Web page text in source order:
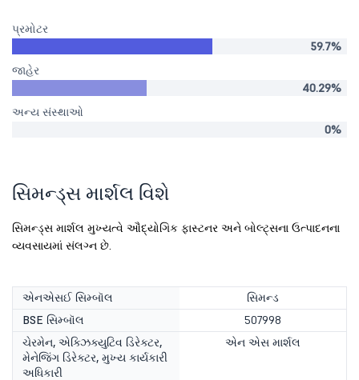
પ્રમોટર
59.7%
જાહેર
40.29%
અન્ય સંસ્થાઓ
0%
સિમન્ડ્સ માર્શલ વિશે
સિમન્ડ્સ માર્શલ મુખ્યત્વે ઔદ્યોગિક ફાસ્ટનર અને બોલ્ટ્સના ઉત્પાદનના
વ્યવસાયમાં સંલગ્ન છે.
એનએસઈ સિમ્બૉલ
સિમન્ડ
BSE સિમ્બૉલ
507998
ચેરમેન, એક્ઝિક્યુટિવ ડિરેક્ટર,
મેનેજિંગ ડિરેક્ટર, મુખ્ય કાર્યકારી
અધિકારી
એન એસ માર્શલ